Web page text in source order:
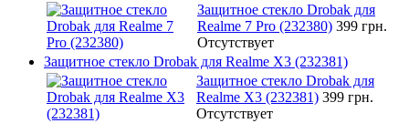
Защитное стекло Drobak для
Realme 7 Pro (232380) 399 грн.
Отсутствует
Защитное стекло Drobak для Realme X3 (232381)
Защитное стекло Drobak для
Realme X3 (232381) 399 грн.
Отсутствует